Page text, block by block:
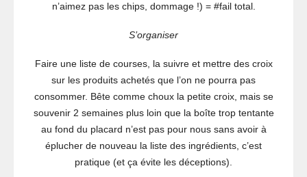
n’aimez pas les chips, dommage !) = #fail total.
S’organiser
Faire une liste de courses, la suivre et mettre des croix
sur les produits achetés que l’on ne pourra pas
consommer. Bête comme choux la petite croix, mais se
souvenir 2 semaines plus loin que la boîte trop tentante
au fond du placard n’est pas pour nous sans avoir à
éplucher de nouveau la liste des ingrédients, c’est
pratique (et ça évite les déceptions).